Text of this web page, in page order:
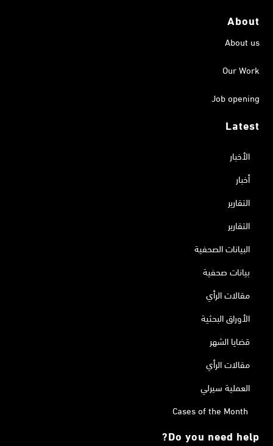
About
About us
Our Work
Job opening
Latest
الأخبار
أخبار
التقارير
التقارير
البيانات الصحفية
بيانات صحفية
مقالات الرأي
الأوراق البحثية
قضايا الشهر
مقالات الرأي
العملية سيرلي
Cases of the Month
Do you need help?